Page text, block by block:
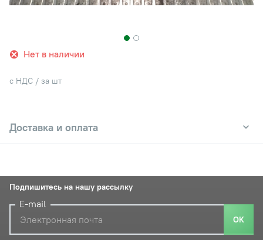
Нет в наличии
с НДС / за шт
Доставка и оплата
Подпишитесь на нашу рассылку
E-mail
ОК